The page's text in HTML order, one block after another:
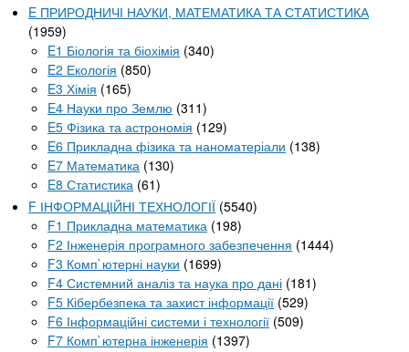
E ПРИРОДНИЧІ НАУКИ, МАТЕМАТИКА ТА СТАТИСТИКА
(1959)
E1 Біологія та біохімія (340)
E2 Екологія (850)
E3 Хімія (165)
E4 Науки про Землю (311)
E5 Фізика та астрономія (129)
E6 Прикладна фізика та наноматеріали (138)
E7 Математика (130)
E8 Статистика (61)
F ІНФОРМАЦІЙНІ ТЕХНОЛОГІЇ (5540)
F1 Прикладна математика (198)
F2 Інженерія програмного забезпечення (1444)
F3 Комп`ютерні науки (1699)
F4 Системний аналіз та наука про дані (181)
F5 Кібербезпека та захист інформації (529)
F6 Інформаційні системи і технології (509)
F7 Комп`ютерна інженерія (1397)